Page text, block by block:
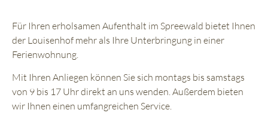
Für Ihren erholsamen Aufenthalt im Spreewald bietet Ihnen
der Louisenhof mehr als Ihre Unterbringung in einer
Ferienwohnung.
Mit Ihren Anliegen können Sie sich montags bis samstags
von 9 bis 17 Uhr direkt an uns wenden. Außerdem bieten
wir Ihnen einen umfangreichen Service.